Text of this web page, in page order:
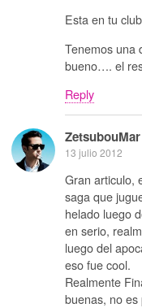
Esta en tu
Tenemos una
bueno…. el
Reply
ZetsubouMar
13 julio 2012
Gran articulo,
saga que
helado luego
en serio,
luego del
eso fue cool.
Realmente
buenas, no